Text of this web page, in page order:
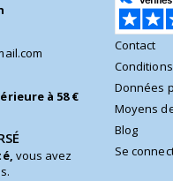
à 58 €
vous avez
Contact
Données
Moyens
Blog
Se